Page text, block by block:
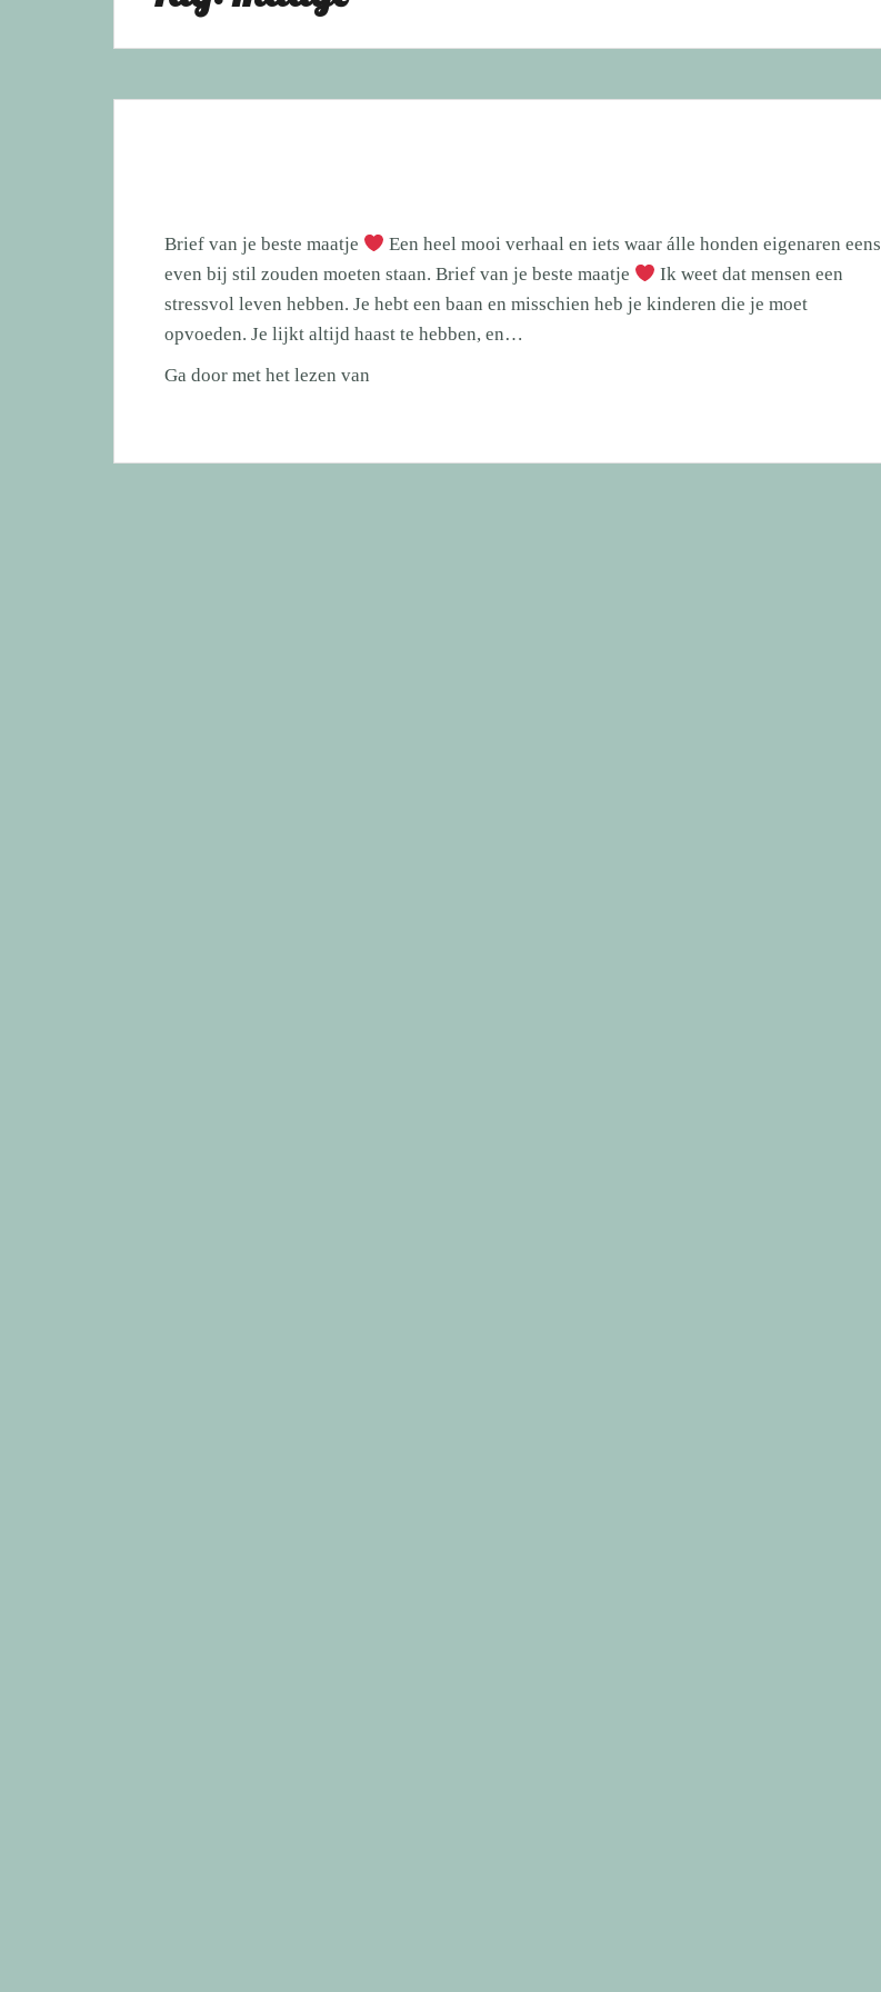
Brief van je beste maatje
Een heel mooi verhaal en iets waar álle honden eigenaren eens
even bij stil zouden moeten staan. Brief van je beste maatje
Ik weet dat mensen een
stressvol leven hebben. Je hebt een baan en misschien heb je kinderen die je moet
opvoeden. Je lijkt altijd haast te hebben, en…
Ga door met het lezen van
beste